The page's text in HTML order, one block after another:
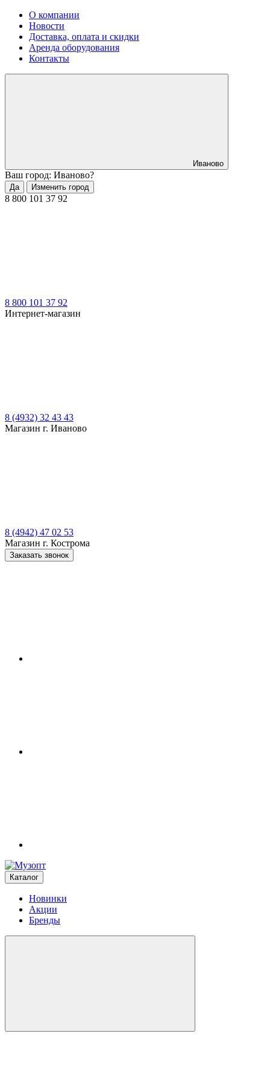
О компании
Новости
Доставка, оплата и скидки
Аренда оборудования
Контакты
Иваново
Ваш город: Иваново?
Да Изменить город
8 800 101 37 92
8 800 101 37 92
Интернет-магазин
8 (4932) 32 43 43
Магазин г. Иваново
8 (4942) 47 02 53
Магазин г. Кострома
Заказать звонок
Каталог
Новинки
Акции
Бренды